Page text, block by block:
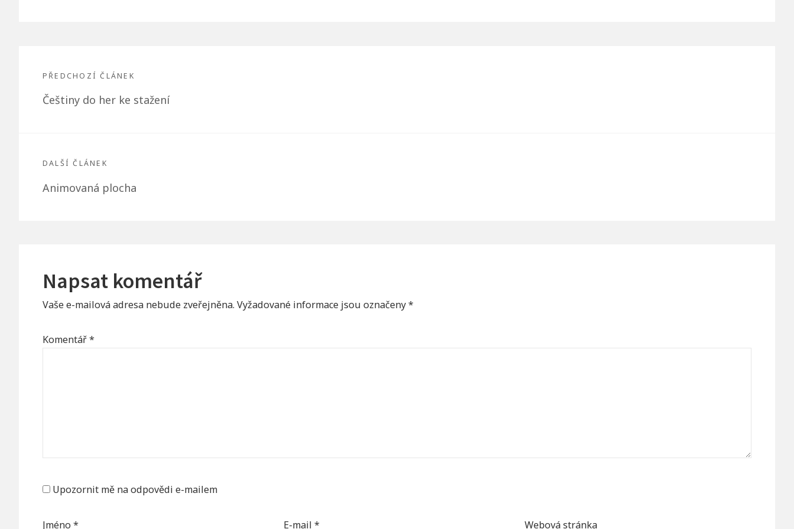
pro
příspěvek
PŘEDCHOZÍ ČLÁNEK
Předchozí
Češtiny do her ke stažení
DALŠÍ ČLÁNEK
Další
Animovaná plocha
Napsat komentář
Vaše e-mailová adresa nebude zveřejněna. Vyžadované informace jsou označeny*
Komentář*
Upozornit mě na odpovědi e-mailem
Jméno* E-mail * Webová stránka